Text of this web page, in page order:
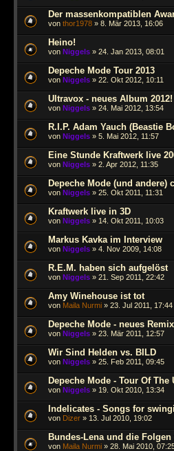
Der massenkompatiblen
von thor1978 » 8. Mär 2013, 16:06
Heino!
von Niggels » 24. Jan 2013, 08:01
Depeche Mode Tour 2013
von Niggels » 22. Okt 2012, 10:11
Ultravox - neues Album 2012!
von Niggels » 24. Mai 2012, 13:54
R.I.P. Adam Yauch (Beastie
von Niggels » 5. Mai 2012, 11:57
Eine Stunde Kraftwerk live
von Niggels » 2. Apr 2012, 11:35
Depeche Mode (und andere)
von Niggels » 25. Okt 2011, 11:31
Kraftwerk live in 3D
von Niggels » 14. Okt 2011, 10:03
Markus Kavka im Interview
von Niggels » 4. Nov 2009, 14:08
R.E.M. haben sich aufgelöst
von Niggels » 21. Sep 2011, 22:42
Amy Winehouse ist tot
von Maila Nurmi » 23. Jul 2011, 17:44
Depeche Mode - neues
von Niggels » 23. Mär 2011, 12:57
Wir Sind Helden vs. BILD
von Niggels » 25. Feb 2011, 09:45
Depeche Mode - Tour Of The
von Niggels » 19. Okt 2010, 13:34
Indelicates - Songs for
von Dizer » 13. Jul 2010, 19:02
Bundes-Lena und die Folgen
von Maila Nurmi » 28. Mai 2010,